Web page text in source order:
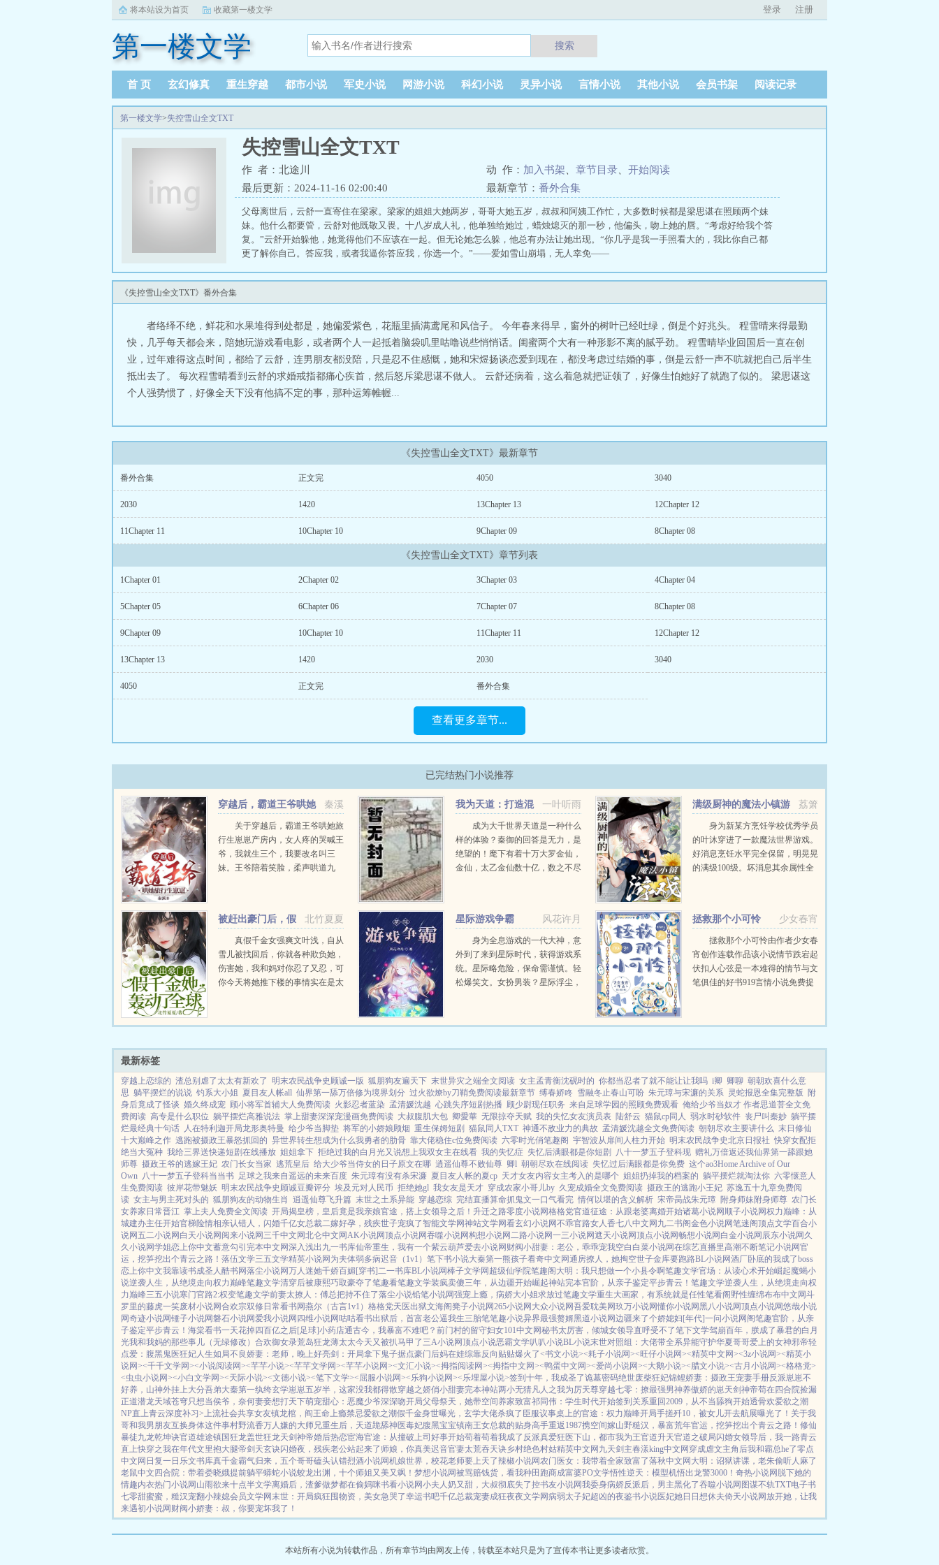
将本站设为首页 收藏第一楼文学 登录 注册
第一楼文学 搜索
首 页 玄幻修真 重生穿越 都市小说 军史小说 网游小说 科幻小说 灵异小说 言情小说 其他小说 会员书架 阅读记录
第一楼文学>失控雪山全文TXT
失控雪山全文TXT
作 者：北途川 动 作： 加入书架 章节目录
开始阅读
最后更新：2024-11-16 02:00:40
最新章节： 番外合集
父母离世后，云舒一直寄住在梁家。梁家的姐姐大她两岁，哥哥大她五岁，叔叔和阿姨工作忙，大多数时候都是梁思谌在照顾两个妹
妹。他什么都要管，云舒对他既敬又畏。十八岁成人礼，他单独给她过，蜡烛熄灭的那一秒，他偏头，吻上她的唇。“考虑好给我个答
复。”云舒开始躲他，她觉得他们不应该在一起。但无论她怎么躲，他总有办法让她出现。“你几乎是我一手照看大的，我比你自己都
更了解你自己。答应我，或者我逼你答应我，你选一个。”——爱如雪山崩塌，无人幸免——
《失控雪山全文TXT》番外合集
者络绎不绝，鲜花和水果堆得到处都是，她偏爱紫色，花瓶里插满鸢尾和风信子。 今年春来得早，窗外的树叶已经吐绿，倒是个好兆头。 程雪晴来得最勤
快，几乎每天都会来，陪她玩游戏看电影，或者两个人一起抵着脑袋叽里咕噜说些悄悄话。闺蜜两个大有一种形影不离的腻乎劲。 程雪晴毕业回国后一直在创
业，过年难得这点时间，都给了云舒，连男朋友都没陪，只是忍不住感慨，她和宋煜扬谈恋爱到现在，都没考虑过结婚的事，倒是云舒一声不吭就把自己后半生
抵出去了。 每次程雪晴看到云舒的求婚戒指都痛心疾首，然后怒斥梁思谌不做人。 云舒还病着，这么着急就把证领了，好像生怕她好了就跑了似的。 梁思谌这
个人强势惯了，好像全天下没有他搞不定的事，那种运筹帷幄...
《失控雪山全文TXT》最新章节
番外合集 正文完 4050 3040
2030 1420 13Chapter 13 12Chapter 12
11Chapter 11 10Chapter 10 9Chapter 09 8Chapter 08
《失控雪山全文TXT》章节列表
1Chapter 01 2Chapter 02 3Chapter 03 4Chapter 04
5Chapter 05 6Chapter 06 7Chapter 07 8Chapter 08
9Chapter 09 10Chapter 10 11Chapter 11 12Chapter 12
13Chapter 13 1420 2030 3040
4050 正文完 番外合集
查看更多章节...
已完结热门小说推荐
秦溪
穿越后，霸道王爷哄她
旅行生崽崽
关于穿越后，霸道王爷哄她旅
行生崽崽产房内，女人疼的哭喊王
爷，我就生三个，我要改名叫三
妹。王爷陪着笑脸，柔声哄道九
军营。不...
一叶听雨
我为天道：打造混
沌最强世界
成为大千世界天道是一种什么
样的体验？秦御的回答是无力，是
绝望的！麾下有着十万大罗金仙，
金仙，太乙金仙数十亿，数之不尽
荔箫
满级厨神的魔法小镇游
身为新某方烹饪学校优秀学员
的叶沐穿进了一款魔法世界游戏。
好消息烹饪水平完全保留，明晃晃
的满级100级。坏消息其余属性全
北竹夏夏
被赶出豪门后，假
千金她轰动了全球
真假千金女强爽文叶浅，自从
雪儿被找回后，你就各种欺负她，
伤害她，我和妈对你忍了又忍，可
你今天将她推下楼的事情实在是太
家生活二十...
风花许月
星际游戏争霸
身为全息游戏的一代大神，意
外到了来到星际时代，获得游戏系
统。星际略危险，保命需谨慎。轻
松爆笑文。女扮男装？星际浮尘，
你女扮男装成长性大佬女主VS美
少女春宵
拯救那个小可怜
拯救那个小可怜由作者少女春
宵创作连载作品该小说情节跌宕起
伏扣人心弦是一本难得的情节与文
笔俱佳的好书919言情小说免费提
最新标签
穿越上恋综的 渣总别虐了太太有新欢了 明末农民战争史顾诚一版 狐朋狗友遍天下 末世异灾之端全文阅读 女主孟青衡沈砚时的 你都当忍者了就不能让让我吗 i卿 卿聊 朝朝欢喜什么意
思 躺平摆烂的说说 钓系大小姐 夏目友人帐all 仙界第一舔万倍修为境界划分 过火欲燎by刀鞘免费阅读最新章节 缚春娇咚 雪融冬止春山可盼 朱元璋与宋濂的关系 灵蛇报恩全集完整版
附
身后竟成了怪谈 婚久终成宠 顾小将军首辅大人免费阅读 火影忍者蓝染 孟清媛沈越 心跳失序短剧热播 顾少尉现任职务 来自足球学园的照顾免费观看 俺给少爷当奴才 作者思道菩全文免
费阅读 高专是什么职位 躺平摆烂高雅说法 掌上甜妻深深宠漫画免费阅读 大叔腹肌大包 卿愛華 无限掠夺天赋 我的失忆女友演员表 陆舒云 猫鼠cp同人 弱水时砂软件 丧尸叫秦妙 躺平摆
烂最经典十句话 人在特利迦开局龙形奥特曼 给少爷当脚垫 将军的小娇娘顾烟 重生保姆短剧 猫鼠同人TXT 神通不敌业力的典故 孟清媛沈越全文免费阅读 朝朝尽欢主要讲什么 末日修仙
十大巅峰之作 逃跑被摄政王暴怒抓回的 异世界转生想成为什么我勇者的肋骨 靠大佬稳住c位免费阅读 六零时光俏笔趣阁 宇智波从扉间人柱力开始 明末农民战争史北京日报社 快穿女配拒
绝当大冤种 我给三界送快递短剧在线播放 姐姐拿下 拒绝过我的白月光又说想上我双女主在线看 我的失忆症 失忆后满眼都是你短剧 八十一梦五子登科现 赠礼万倍返还我仙界第一舔跟她
师尊 摄政王爷的逃嫁王妃 农门长女当家 逃荒皇后 给大少爷当侍女的日子原文在哪 逍遥仙尊不败仙尊 卿l 朝朝尽欢在线阅读 失忆过后满眼都是你免费 这个ao3Home Archive of Our
Own 八十一梦五子登科当当书 足球之我来自遥远的未来百度 朱元璋有没有杀宋濂 夏目友人帐的夏cp 天才女友内容女主考入的是哪个 姐姐扔掉我的档案的 躺平摆烂就淘汰你 六零惬意人
生免费阅读 彼岸花带魅妖 明末农民战争史顾诚豆瓣评分 埃及元对人民币 拒绝她gl 我女友是天才 穿成农家小哥儿by 久宠成婚全文免费阅读 摄政王的逃跑小王妃 苏逸五十九章免费阅
读 女主与男主死对头的 狐朋狗友的动物生肖 逍遥仙尊飞升篇 末世之土系异能 穿越恋综 完结直播算命抓鬼文一口气看完 情何以堪的含义解析 宋帝昺战朱元璋 附身师妹附身师尊 农门长
女养家日常晋江 掌上夫人免费全文阅读 开局揭皇榜，皇后竟是我亲娘官途，搭上女领导之后！ 升迁之路零度小说网格格党官道征途：从跟老婆离婚开始诸葛小说网 顺子小说网权力巅峰：从
城建办主任开始官梯险情相亲认错人，闪婚千亿女总裁二嫁好孕，残疾世子宠疯了智能文学网神站文学网看玄幻小说网不乖官路女人香七八中文网 九二书阁金色小说网笔迷阁顶点文学百合小
说网五二小说网 白天小说网 阅来小说网 三千中文网北仑中文网AK小说网顶点小说网吞噬小说网构想小说网二路小说网一三小说网遮天小说网顶点小说网畅想小说网 白金小说网 辰东小说网 久
久小说网学姐恋上你中文蓄意勾引 完本中文网深入浅出 九一书库仙帝重生，我有一个紫云葫芦爱去小说网 财阀小甜妻：老公，乖乖宠我空白 白菜小说网在综艺直播里高潮不断笔记小说网官
运，挖笋挖出个青云之路！ 落伍文学三五文学精英小说网 为夫体弱多病迟音（1v1） 笔下书小说大秦第一熊孩子看奇中文网通房撩人，她掏空世子金库要跑路BL小说网酒厂卧底的我成了boss
恋上你中文我靠读书成圣人酷书网落尘小说网万人迷她千娇百媚[穿书]二一书库BL小说网棒子文学网 超级仙学院笔趣阁 大明：我只想做一个小县令啊笔趣文学官场：从读心术开始崛起魔蝎小
说逆袭人生，从绝境走向权力巅峰笔趣文学清穿后被康熙巧取豪夺了笔趣看笔趣文学装疯卖傻三年，从边疆开始崛起神站完本官阶，从亲子鉴定平步青云！ 笔趣文学逆袭人生，从绝境走向权
力巅峰三五小说寒门官路2:权变笔趣文学前妻太撩人：傅总把持不住了落尘小说铅笔小说网强宠上瘾，病娇大小姐求放过笔趣文学重生大画家，有系统就是任性笔看阁 野性缠绵布布中文网斗
罗里的藤虎一笑废材小说网合欢宗双修日常看书网燕尔（古言1v1） 格格党天医出狱文海阁凳子小说网265小说网 大众小说网吾爱耽美网玖万小说网懂你小说网黑八小说网顶点小说网悠哉小说
网奇迹小说网锤子小说网磐石小说网爱我小说网 四维小说网咕咕看书出狱后，首富老公逼我生三胎笔笔趣小说异界最强赘婿黑道小说网边疆来了个娇媳妇[年代]一问小说网 阁笔趣官阶，从亲
子鉴定平步青云！ 海棠看书一天花掉四百亿之后[足球]小药店通古今，我暴富不难吧？ 前门村的留守妇女101中文网秘书太厉害，倾城女领导直呼受不了笔下文学驾崩百年，朕成了暴君的白月
光我和我妈的那些事儿（无绿修改） 合欢御女录荒岛狂龙薄太太今天又被扒马甲了 三A小说网顶点小说恶霸文学叭叭小说BL小说末世对照组：大佬带全系异能守护华夏哥哥爱上的女神邪帝轻
点爱：腹黑鬼医狂妃人生如局不良娇妻：老师，晚上好亮剑：开局拿下鬼子据点豪门后妈在娃综靠反向贴贴爆火了<书文小说><耗子小说网><旺仔小说网><精英中文网><3z小说网><精英小
说网><千千文学网><小说阅读网><芊芊小说><芊芊文学网><芊芊小说网><文汇小说><拇指阅读网><拇指中文网><鸭蛋中文网><爱尚小说网><大鹅小说><腊文小说><古月小说网><格格党>
<虫虫小说网><小白文学网><天际小说><文德小说><笔下文学><屈服小说网><乐狗小说网><乐埋屋小说>签到十年，我成圣了诡墓密码绝世废柴狂妃锦鲤娇妻：摄政王宠妻手册反派崽崽不
好养，山神外挂上大分吾弟大秦第一纨绔玄学崽崽五岁半，这家没我都得散穿越之娇俏小甜妻完本神站两小无猜凡人之我为厉天尊穿越七零：撩最强男神养傲娇的崽天剑神帝苟在四合院捡漏
正道潜龙天域苍穹只想当侯爷，奈何妻妾想打天下萌宠甜心：恶魔少爷深深吻开局父母祭天，她带空间养家致富祁同伟：学生时代开始签到关系重回2009，从不当舔狗开始透骨欢爱欲之潮
NP直上青云深度补习>上流社会共享女友镇龙棺，阎王命上瘾禁忌爱欲之潮假千金身世曝光，玄学大佬杀疯了 臣服议事桌上的官途：权力巅峰开局手搓歼10，被女儿开去航展曝光了！ 关于我
哥和我男朋友互换身体这件事村野流香万人嫌的大师兄重生后，天道跪舔神医毒妃腹黑宝宝镇南王女总裁的贴身高手重返1987携空间嫁山野糙汉，暴富荒年官运，挖笋挖出个青云之路！ 修仙
暴徒九龙乾坤诀官道雄途镇国狂龙盖世狂龙天剑神帝婚后热恋宦海官途：从撞破上司好事开始苟着苟着我成了反派真爱狂医下山，都市我为王官道升天官道之破局闪婚女领导后，我一路青云
直上快穿之我在年代文里抱大腿帝剑天玄诀闪婚夜，残疾老公站起来了 师娘，你真美迟音官妻太荒吞天诀乡村绝色村姑精英中文网 九天剑主春漾king中文网 穿成虐文主角后我和霸总he了零点
中文网 日复一日 乐文书库真千金霸气归来，五个哥哥磕头认错烈酒小说网机娘世界，校花老师要上天了辣椒小说网农门医女：我带着全家致富了落秋中文网 大明：诏狱讲课，老朱偷听人麻了
老鼠中文 四合院：带着娄晓娥提前躺平蟒蛇小说蛟龙出渊，十个师姐又美又飒！ 梦想小说网被骂赔钱货，看我种田跑商成富婆PO文学悟性逆天：模型机悟出龙警3000！ 奇热小说网 脱下她的
情趣内衣热门小说网 山雨欲来十点半文学离婚后，渣爹做梦都在偷妈咪书看小说网小夫人奶又甜，大叔彻底失了控书友小说网我委身病娇反派后，男主黑化了吞噬小说网 图谋不轨TXT电子书
七零甜蜜蜜，糙汉宠翻小辣媳会员文学网末世：开局疯狂囤物资，美女急哭了幸运书吧千亿总裁宠妻成狂夜夜文学网病弱太子妃超凶的夜鉴书小说医妃她日日想休夫倚天小说网放开她，让我
来遇初小说网 财阀小娇妻：叔，你要宠坏我了！
本站所有小说为转载作品，所有章节均由网友上传，转载至本站只是为了宣传本书让更多读者欣赏。